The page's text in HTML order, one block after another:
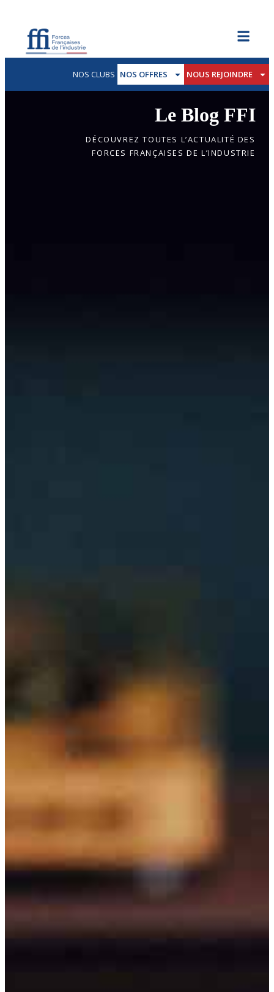
NOS CLUBS NOS OFFRES NOUS REJOINDRE
Le Blog FFI
DÉCOUVREZ TOUTES L’ACTUALITÉ DES
FORCES FRANÇAISES DE L’INDUSTRIE